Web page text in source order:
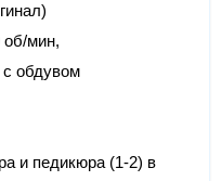
об/мин,
обдувом
и педикюра (1-2) в